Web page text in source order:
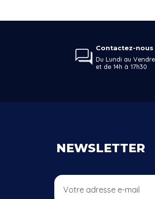
Contactez-nous
Du Lundi au
et de 14h à 17h30
NEWSLETTER